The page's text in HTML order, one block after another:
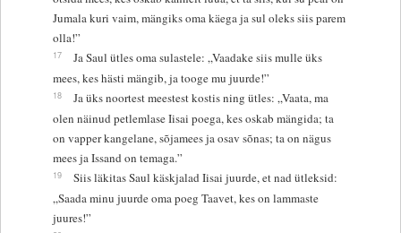
Jumala kuri vaim, mängiks oma käega ja sul oleks siis parem
olla!”
17
Ja Saul ütles oma sulastele: „Vaadake siis mulle üks
mees, kes hästi mängib, ja tooge mu juurde!”
18
Ja üks noortest meestest kostis ning ütles: „Vaata, ma
olen näinud petlemlase Iisai poega, kes oskab mängida; ta
on vapper kangelane, sõjamees ja osav sõnas; ta on nägus
mees ja Issand on temaga.”
19
Siis läkitas Saul käskjalad Iisai juurde, et nad ütleksid:
„Saada minu juurde oma poeg Taavet, kes on lammaste
juures!”